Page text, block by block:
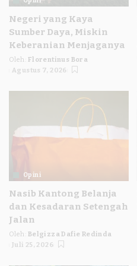
Negeri yang Kaya
Sumber Daya, Miskin
Keberanian Menjaganya
Posted
by
Oleh: Florentinus Bora
Agustus 7, 2026
Opini
Nasib Kantong Belanja
dan Kesadaran Setengah
Jalan
Posted
by
Oleh: Belgizza Dafie Redinda
Juli 25, 2026